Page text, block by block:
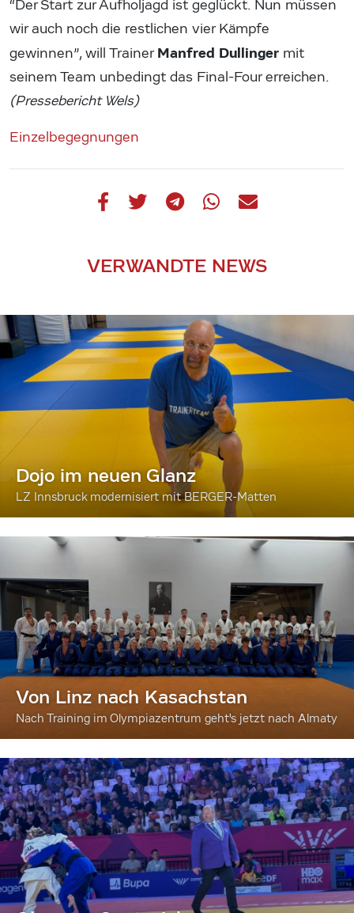
“Der Start zur Aufholjagd ist geglückt. Nun müssen
wir auch noch die restlichen vier Kämpfe
gewinnen”, will TrainerManfred Dullinger mit
seinem Team unbedingt das Final-Four erreichen.
(Pressebericht Wels)
Einzelbegegnungen
VERWANDTE NEWS
Dojo im neuen Glanz
LZ Innsbruck modernisiert mit BERGER-Matten
Von Linz nach Kasachstan
Nach Training im Olympiazentrum geht's jetzt nach Almaty